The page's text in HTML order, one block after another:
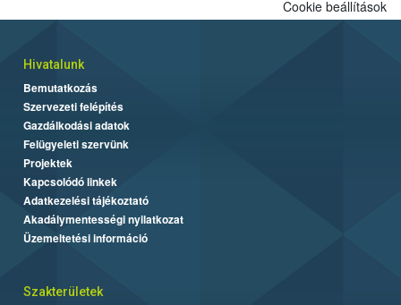
Cookie beállítások
Hivatalunk
Bemutatkozás
Szervezeti felépítés
Gazdálkodási adatok
Felügyeleti szervünk
Projektek
Kapcsolódó linkek
Adatkezelési tájékoztató
Akadálymentességi nyilatkozat
Üzemeltetési információ
Szakterületek